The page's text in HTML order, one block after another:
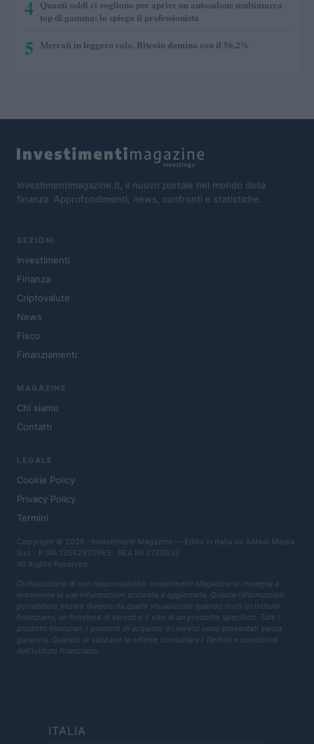
4 Quanti soldi ci vogliono per aprire un autosalone multimarca
top di gamma: lo spiega il professionista
5 Mercati in leggero calo, Bitcoin domina con il 56,2%
Investimentimagazine.it, il nuovo portale nel mondo della
finanza. Approfondimenti, news, confronti e statistiche.
SEZIONI
Investimenti
Finanza
Criptovalute
News
Fisco
Finanziamenti
MAGAZINE
Chi siamo
Contatti
LEGALE
Cookie Policy
Privacy Policy
Termini
Copyright © 2026 · Investimenti Magazine — Edito in Italia da AdHub Media
S.r.l. · P.IVA 13542920965 · REA MI 2729933
All Rights Reserved
Dichiarazione di non responsabilità: Investimenti Magazine si impegna a
mantenere le sue informazioni accurate e aggiornate. Queste informazioni
potrebbero essere diverse da quelle visualizzate quando visiti un istituto
finanziario, un fornitore di servizi o il sito di un prodotto specifico. Tutti i
prodotti finanziari, i prodotti di acquisto e i servizi sono presentati senza
garanzia. Quando si valutano le offerte, consultare i Termini e condizioni
dell'istituto finanziario.
ITALIA